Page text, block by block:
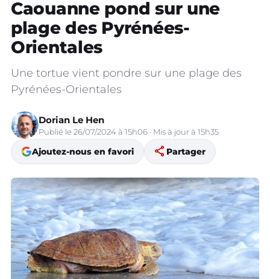
Caouanne pond sur une
plage des Pyrénées-
Orientales
Une tortue vient pondre sur une plage des
Pyrénées-Orientales
Dorian Le Hen
Publié le 26/07/2024 à 15h06 · Mis à jour à 15h35
Ajoutez-nous en favori share Partager